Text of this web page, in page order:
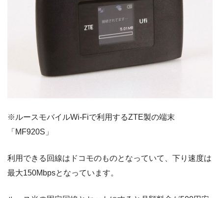
※ルースモバイルWi-Fiで利用するZTE製の端末
「MF920S」
利用できる回線はドコモのものとなっていて、下り速度は
最大150Mbpsとなっています。